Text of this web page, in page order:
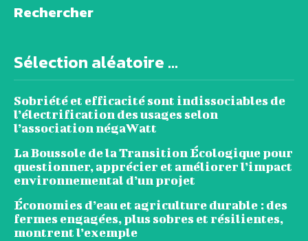
Rechercher
Sélection aléatoire ...
Sobriété et efficacité sont indissociables de
l’électrification des usages selon
l’association négaWatt
La Boussole de la Transition Écologique pour
questionner, apprécier et améliorer l’impact
environnemental d’un projet
Économies d’eau et agriculture durable : des
fermes engagées, plus sobres et résilientes,
montrent l’exemple